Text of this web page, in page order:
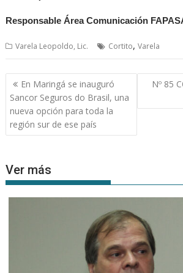
Responsable Área Comunicación
Varela Leopoldo, Lic. Cortito,Varela
Navegación
de
entradas
En Maringá se inauguró
Sancor Seguros do Brasil, una
nueva opción para toda la
región sur de ese país
Nº 85
Ver más